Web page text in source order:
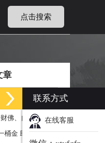
点击搜索
章
年什么生肖福运
佛、自身佛牌的
桶金 助力生意财
联系方式
在线客服